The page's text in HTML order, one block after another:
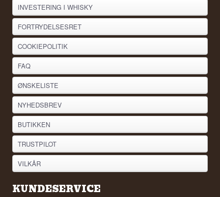
INVESTERING I WHISKY
FORTRYDELSESRET
COOKIEPOLITIK
FAQ
ØNSKELISTE
NYHEDSBREV
BUTIKKEN
TRUSTPILOT
VILKÅR
KUNDESERVICE